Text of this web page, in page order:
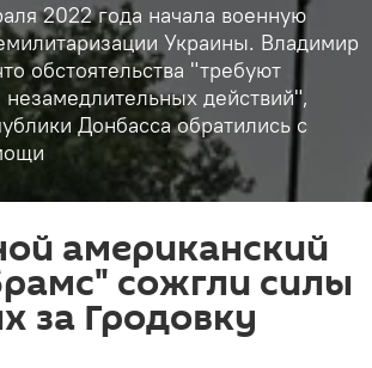
2022 года начала военную
Украины. Владимир
обстоятельства "требуют
действий",
Донбасса обратились с
американский
сожгли силы
за Гродовку